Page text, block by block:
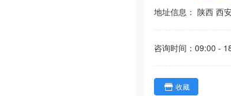
地址信息： 陕西 西
咨询时间： 09:00 -
收藏